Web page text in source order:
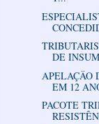
DE
APELAÇÄO
EM 12
PACOTE